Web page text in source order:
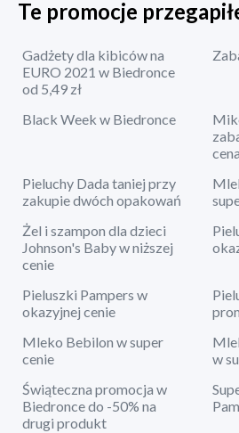
Te promocje
Gadżety dla kibiców na
EURO 2021 w Biedronce
od 5,49 zł
Black Week w Biedronce
Pieluchy Dada taniej przy
zakupie dwóch opakowań
Żel i szampon dla dzieci
Johnson's Baby w niższej
cenie
Pieluszki Pampers w
okazyjnej cenie
Mleko Bebilon w super
cenie
w
Świąteczna promocja w
Biedronce do -50% na
drugi produkt